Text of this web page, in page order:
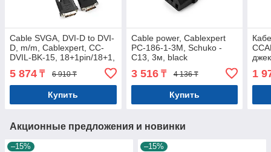
Cable SVGA, DVI-D to DVI-
D, m/m, Cablexpert, CC-
DVIL-BK-15, 18+1pin/18+1,
5 874 ₸ 6 910 ₸
Купить
Cable power, Cablexpert
PC-186-1-3M, Schuko -
C13, 3м, black
3 516₸ 4 136 ₸
Купить
1
Акционные предложения и новинки
–15% –15%